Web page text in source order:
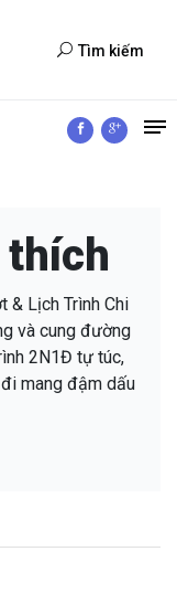
Tìm kiếm
& Lịch Trình Chi
và cung đường
2N1Đ tự túc,
mang đậm dấu